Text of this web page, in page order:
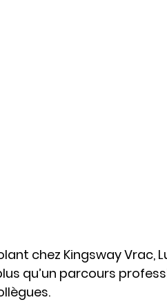
chez Kingsway Vrac,
qu’un parcours